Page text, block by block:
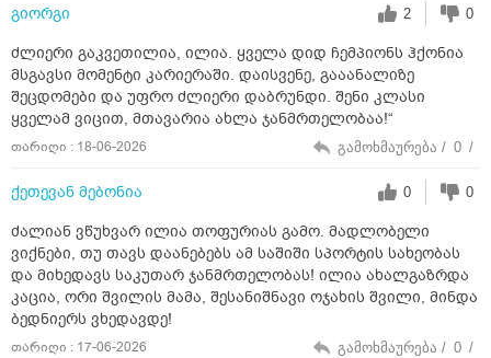
გიორგი 2 0
ძლიერი გაკვეთილია, ილია. ყველა დიდ ჩემპიონს ჰქონია
მსგავსი მომენტი კარიერაში. დაისვენე, გააანალიზე
შეცდომები და უფრო ძლიერი დაბრუნდი. შენი კლასი
ყველამ ვიცით, მთავარია ახლა ჯანმრთელობაა!“
თარიღი : 18-06-2026 გამოხმაურება / 0 /
ქეთევან მებონია 0 0
ძალიან ვწუხვარ ილია თოფურიას გამო. მადლობელი
ვიქნები, თუ თავს დაანებებს ამ საშიში სპორტის სახეობას
და მიხედავს საკუთარ ჯანმრთელობას! ილია ახალგაზრდა
კაცია, ორი შვილის მამა, შესანიშნავი ოჯახის შვილი, მინდა
ბედნიერს ვხედავდე!
თარიღი : 17-06-2026 გამოხმაურება / 0 /